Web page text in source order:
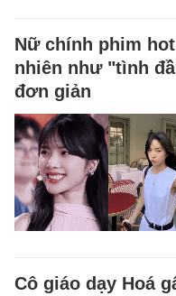
Nữ chính phim
nhiên như "tình
đơn giản
Cô giáo dạy Hoá